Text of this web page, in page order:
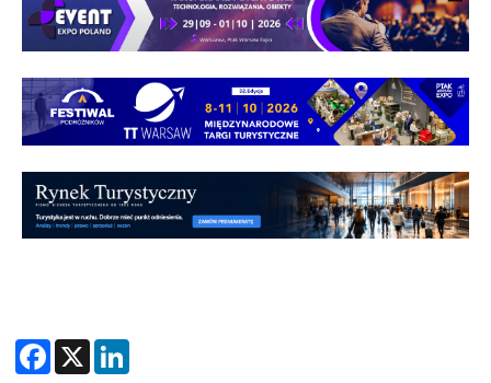
Facebook
X